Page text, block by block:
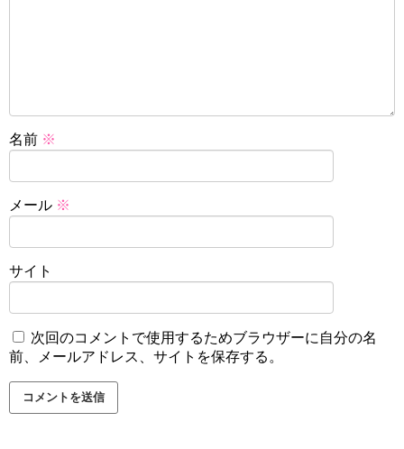
名前 ※
メール ※
サイト
次回のコメントで使用するためブラウザーに自分の名
前、メールアドレス、サイトを保存する。